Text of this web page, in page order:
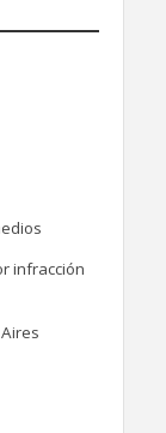
infracción